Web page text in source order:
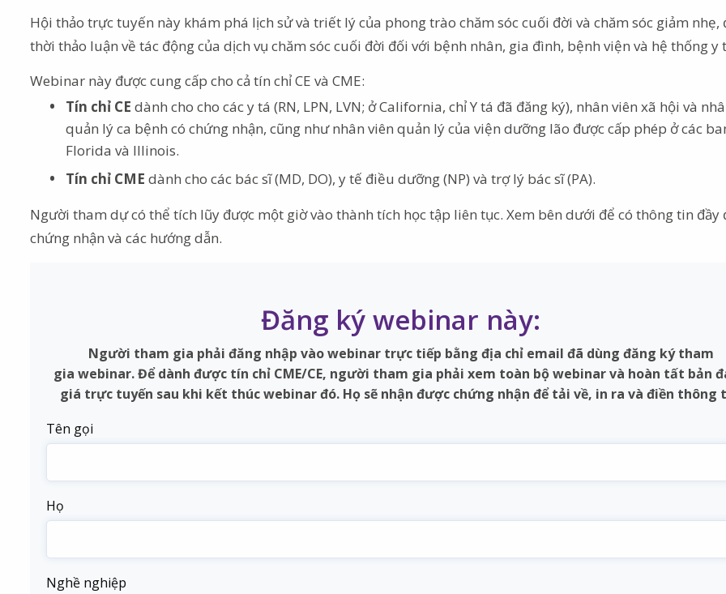
Hội thảo trực tuyến này khám phá lịch sử và triết lý của phong trào chăm sóc cuối đời và chăm sóc giảm nhẹ,
thời thảo luận về tác động của dịch vụ chăm sóc cuối đời đối với bệnh nhân, gia đình, bệnh viện và hệ thống y
Webinar này được cung cấp cho cả tín chỉ CE và CME:
Tín chỉ CE dành cho cho các y tá (RN, LPN, LVN; ở California, chỉ Y tá đã đăng ký), nhân viên xã hội và
quản lý ca bệnh có chứng nhận, cũng như nhân viên quản lý của viện dưỡng lão được cấp phép ở các
Florida và Illinois.
Tín chỉ CME dành cho các bác sĩ (MD, DO), y tế điều dưỡng (NP) và trợ lý bác sĩ (PA).
Người tham dự có thể tích lũy được một giờ vào thành tích học tập liên tục. Xem bên dưới để có thông tin đầy
chứng nhận và các hướng dẫn.
Đăng ký webinar này:
Người tham gia phải đăng nhập vào webinar trực tiếp bằng địa chỉ email đã dùng đăng ký tham
gia webinar. Để dành được tín chỉ CME/CE, người tham gia phải xem toàn bộ webinar và hoàn tất bản
giá trực tuyến sau khi kết thúc webinar đó. Họ sẽ nhận được chứng nhận để tải về, in ra và điền thông
Tên gọi
Họ
Nghề nghiệp